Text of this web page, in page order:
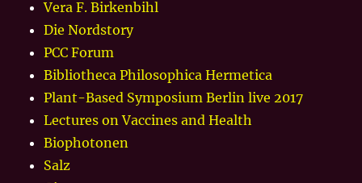
Vera F. Birkenbihl
Die Nordstory
PCC Forum
Bibliotheca Philosophica Hermetica
Plant-Based Symposium Berlin live 2017
Lectures on Vaccines and Health
Biophotonen
Salz